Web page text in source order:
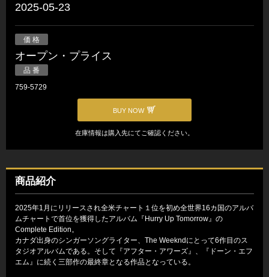
2025-05-23
価 格
オープン・プライス
品 番
759-5729
BUY NOW
在庫情報は購入先にてご確認ください。
商品紹介
2025年1月にリリースされ全米チャート１位を初め全世界16カ国のアルバ
ムチャートで首位を獲得したアルバム『Hurry Up Tomorrow』の
Complete Edition。
カナダ出身のシンガーソングライター、The Weekndにとって6作目のス
タジオアルバムである。そして『アフター・アワーズ』、『ドーン・エフ
エム』に続く三部作の最終章となる作品となっている。